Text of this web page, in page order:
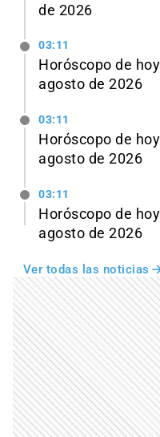
de 2026
03:11
Horóscopo de
agosto de 2026
03:11
Horóscopo de
agosto de 2026
03:11
Horóscopo de
agosto de 2026
Ver todas las noticias